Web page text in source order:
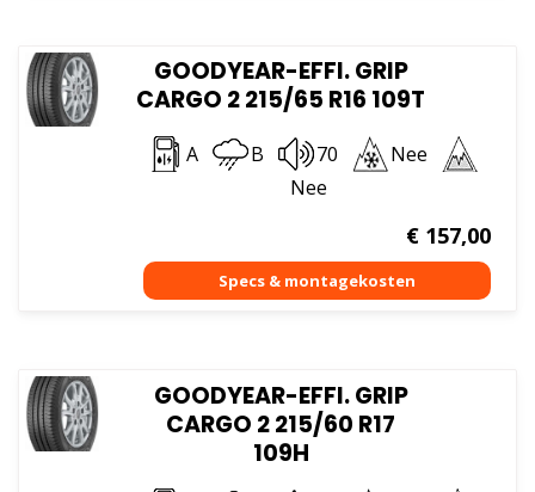
GOODYEAR-EFFI. GRIP
CARGO 2 215/65 R16 109T
A B 70
Nee
Nee
€157,00
GOODYEAR-EFFI. GRIP
CARGO 2 215/60 R17
109H